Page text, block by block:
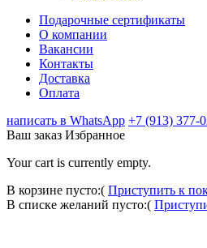
Подарочные сертификаты
О компании
Вакансии
Контакты
Доставка
Оплата
написать в WhatsApp +7 (913) 377-
Ваш заказ Избранное
Your cart is currently empty.
В корзине пусто:( Приступить к
В списке желаний пусто:(